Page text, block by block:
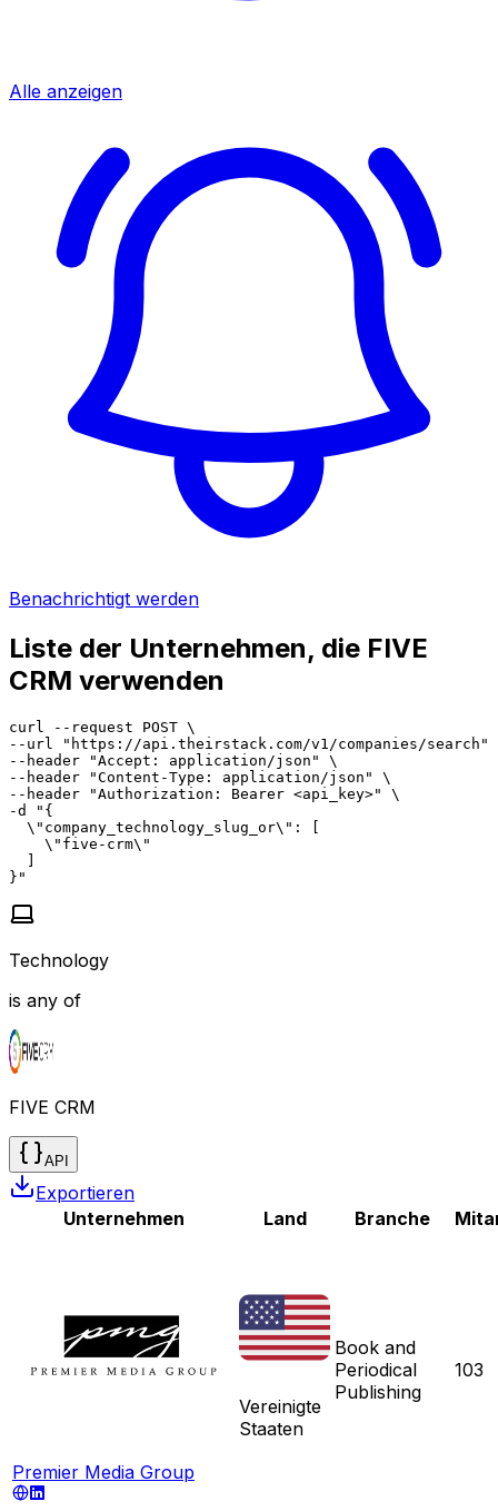
Alle anzeigen
Benachrichtigt werden
Liste der Unternehmen, die FIVE
CRM verwenden
curl --request POST \
--url "https://api.theirstack.com/v1/companies/search"
--header "Accept: application/json" \
--header "Content-Type: application/json" \
--header "Authorization: Bearer <api_key>" \
-d "{
  \"company_technology_slug_or\": [
    \"five-crm\"
  ]
}"
Technology
is any of
FIVE CRM
API
Exportieren
Unternehmen
Land Branche
Premier Media Group
Vereinigte
Staaten
Book and
Periodical
Publishing
103